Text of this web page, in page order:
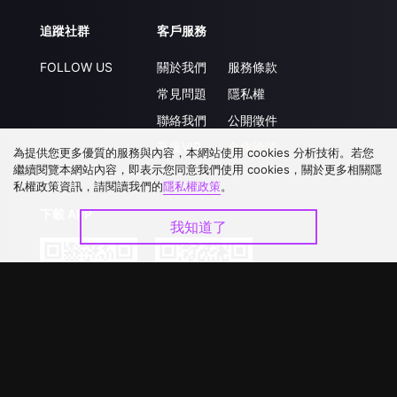
追蹤社群
FOLLOW US
客戶服務
關於我們
常見問題
聯絡我們
升級VIP
服務條款
隱私權
公開徵件
合作洽談
下載 APP
為提供您更多優質的服務與內容，本網站使用 cookies 分析技術。若您
繼續閱覽本網站內容，即表示您同意我們使用 cookies，關於更多相關隱
私權政策資訊，請閱讀我們的隱私權政策。
我知道了